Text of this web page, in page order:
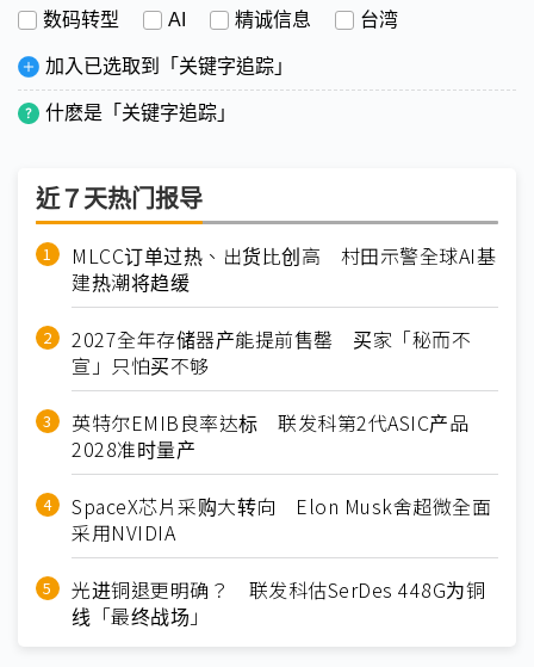
数码转型 AI 精诚信息 台湾
加入已选取到「关键字追踪」
什麽是「关键字追踪」
近７天热门报导
MLCC订单过热、出货比创高 村田示警全球AI基
建热潮将趋缓
2027全年存储器产能提前售罄 买家「秘而不
宣」只怕买不够
英特尔EMIB良率达标 联发科第2代ASIC产品
2028准时量产
SpaceX芯片采购大转向 Elon Musk舍超微全面
采用NVIDIA
光进铜退更明确？ 联发科估SerDes 448G为铜
线「最终战场」